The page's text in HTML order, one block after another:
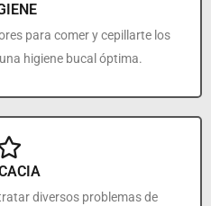
para comer y cepillarte los
higiene bucal óptima.
diversos problemas de